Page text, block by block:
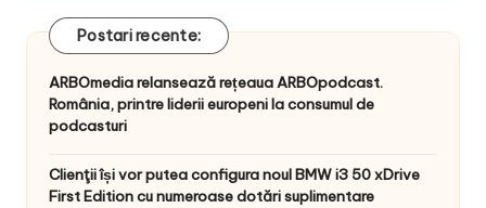
Postari recente:
ARBOmedia relansează rețeaua ARBOpodcast.
România, printre liderii europeni la consumul de
podcasturi
Clienţii își vor putea configura noul BMW i3 50 xDrive
First Edition cu numeroase dotări suplimentare